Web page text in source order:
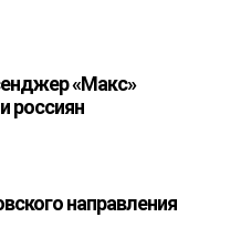
«Макс»
россиян
направления